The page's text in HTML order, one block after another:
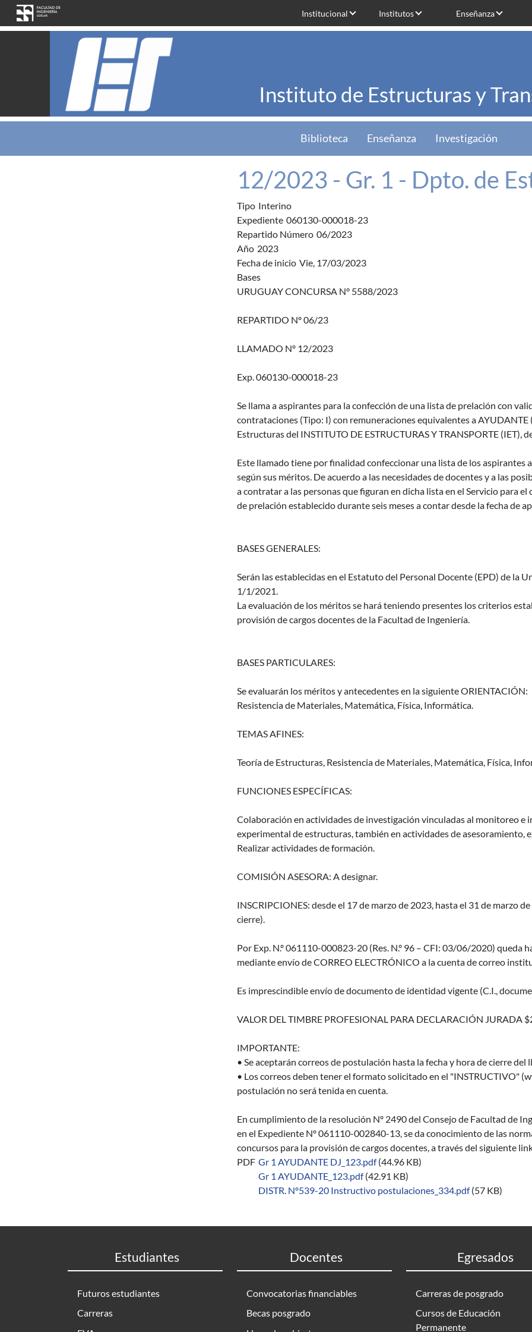
Pasar al contenido principal
Institucional Institutos Enseñanza
Instituto de Estructuras y
Biblioteca Enseñanza Investigación
12/2023 - Gr. 1 - Dpto. de
Tipo Interino
Expediente 060130-000018-23
Repartido Número 06/2023
Año 2023
Fecha de inicio Vie, 17/03/2023
Bases
URUGUAY CONCURSA N° 5588/2023
REPARTIDO Nº 06/23
LLAMADO Nº 12/2023
Exp. 060130-000018-23
Se llama a aspirantes para la confección de una lista de prelación con
contrataciones (Tipo: I) con remuneraciones equivalentes a
Estructuras del INSTITUTO DE ESTRUCTURAS Y TRANSPORTE (IET),
Este llamado tiene por finalidad confeccionar una lista de los aspirantes
según sus méritos. De acuerdo a las necesidades de docentes y a las
a contratar a las personas que figuran en dicha lista en el Servicio para
de prelación establecido durante seis meses a contar desde la fecha de
BASES GENERALES:
Serán las establecidas en el Estatuto del Personal Docente (EPD) de la
1/1/2021.
La evaluación de los méritos se hará teniendo presentes los criterios
provisión de cargos docentes de la Facultad de Ingeniería.
BASES PARTICULARES:
Se evaluarán los méritos y antecedentes en la siguiente ORIENTACIÓN:
Resistencia de Materiales, Matemática, Física, Informática.
TEMAS AFINES:
Teoría de Estructuras, Resistencia de Materiales, Matemática, Física,
FUNCIONES ESPECÍFICAS:
Colaboración en actividades de investigación vinculadas al monitoreo e
experimental de estructuras, también en actividades de asesoramiento,
Realizar actividades de formación.
COMISIÓN ASESORA: A designar.
INSCRIPCIONES: desde el 17 de marzo de 2023, hasta el 31 de marzo
cierre).
Por Exp. N.º 061110-000823-20 (Res. N.º 96 – CFI: 03/06/2020)
mediante envío de CORREO ELECTRÓNICO a la cuenta de correo
Es imprescindible envío de documento de identidad vigente (C.I.,
VALOR DEL TIMBRE PROFESIONAL PARA DECLARACIÓN JURADA
IMPORTANTE:
• Se aceptarán correos de postulación hasta la fecha y hora de cierre del
• Los correos deben tener el formato solicitado en el "INSTRUCTIVO"
postulación no será tenida en cuenta.
En cumplimiento de la resolución Nº 2490 del Consejo de Facultad de
en el Expediente Nº 061110-002840-13, se da conocimiento de las
concursos para la provisión de cargos docentes, a través del siguiente
PDF Gr 1 AYUDANTE DJ_123.pdf (44.96 KB)
Gr 1 AYUDANTE_123.pdf (42.91 KB)
DISTR. Nº539-20 Instructivo postulaciones_334.pdf (57 KB)
Estudiantes
Futuros estudiantes
Carreras
Docentes
Convocatorias financiables
Becas posgrado
Egresados
Carreras de posgrado
Cursos de Educación
Permanente